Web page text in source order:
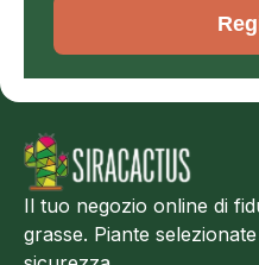
Il tuo negozio online di
grasse. Piante